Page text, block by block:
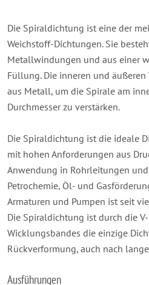
Die Spiraldichtung ist eine der
Weichstoff-Dichtungen. Sie
Metallwindungen und aus einer
Füllung. Die inneren und
aus Metall, um die Spirale am
Durchmesser zu verstärken.
Die Spiraldichtung ist die ideale
mit hohen Anforderungen aus
Anwendung in Rohrleitungen
Petrochemie, Öl- und
Armaturen und Pumpen ist seit
Die Spiraldichtung ist durch die
Wicklungsbandes die einzige
Rückverformung, auch nach
Ausführungen